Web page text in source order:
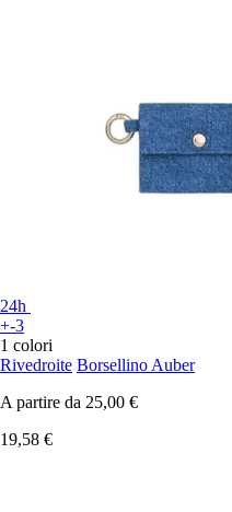
24h
+-3
1 colori
Rivedroite Borsellino Auber
A partire da 25,00 €
19,58 €